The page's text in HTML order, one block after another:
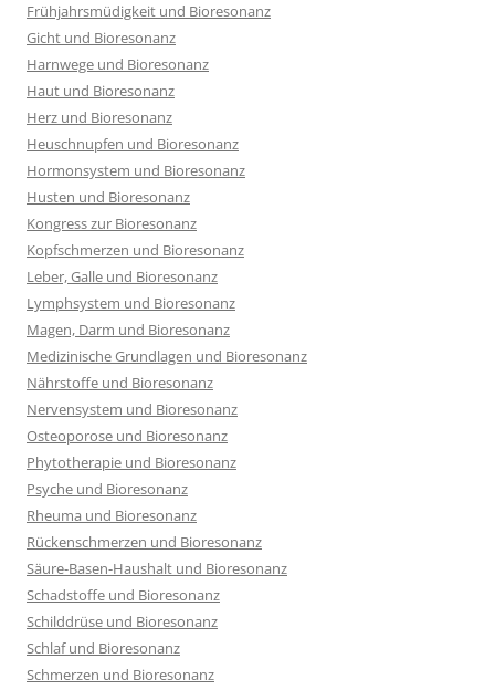
Frühjahrsmüdigkeit und Bioresonanz
Gicht und Bioresonanz
Harnwege und Bioresonanz
Haut und Bioresonanz
Herz und Bioresonanz
Heuschnupfen und Bioresonanz
Hormonsystem und Bioresonanz
Husten und Bioresonanz
Kongress zur Bioresonanz
Kopfschmerzen und Bioresonanz
Leber, Galle und Bioresonanz
Lymphsystem und Bioresonanz
Magen, Darm und Bioresonanz
Medizinische Grundlagen und Bioresonanz
Nährstoffe und Bioresonanz
Nervensystem und Bioresonanz
Osteoporose und Bioresonanz
Phytotherapie und Bioresonanz
Psyche und Bioresonanz
Rheuma und Bioresonanz
Rückenschmerzen und Bioresonanz
Säure-Basen-Haushalt und Bioresonanz
Schadstoffe und Bioresonanz
Schilddrüse und Bioresonanz
Schlaf und Bioresonanz
Schmerzen und Bioresonanz